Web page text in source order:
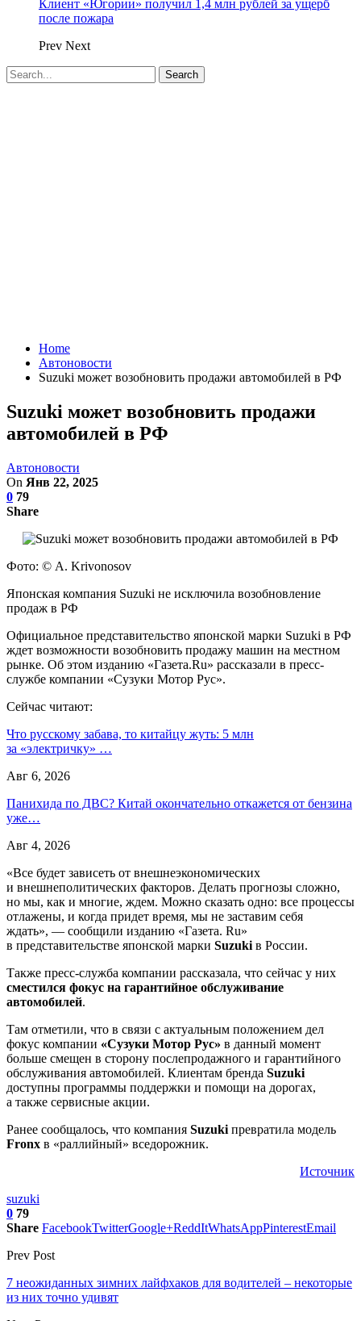
Клиент «Югории» получил 1,4 млн рублей за ущерб
после пожара
Prev Next
Home
Автоновости
Suzuki может возобновить продажи автомобилей в РФ
Suzuki может возобновить продажи
автомобилей в РФ
Автоновости
On Янв 22, 2025
0 79
Share
Фото: © A. Krivonosov
Японская компания Suzuki не исключила возобновление
продаж в РФ
Официальное представительство японской марки Suzuki в РФ
ждет возможности возобновить продажу машин на местном
рынке. Об этом изданию «Газета.Ru» рассказали в пресс-
службе компании «Сузуки Мотор Рус».
Сейчас читают:
Что русскому забава, то китайцу жуть: 5 млн
за «электричку» …
Авг 6, 2026
Панихида по ДВС? Китай окончательно откажется от бензина
уже…
Авг 4, 2026
«Все будет зависеть от внешнеэкономических
и внешнеполитических факторов. Делать прогнозы сложно,
но мы, как и многие, ждем. Можно сказать одно: все процессы
отлажены, и когда придет время, мы не заставим себя
ждать», — сообщили изданию «Газета. Ru»
в представительстве японской марки Suzuki в России.
Также пресс-служба компании рассказала, что сейчас у них
сместился фокус на гарантийное обслуживание
автомобилей.
Там отметили, что в связи с актуальным положением дел
фокус компании «Сузуки Мотор Рус» в данный момент
больше смещен в сторону послепродажного и гарантийного
обслуживания автомобилей. Клиентам бренда Suzuki
доступны программы поддержки и помощи на дорогах,
а также сервисные акции.
Ранее сообщалось, что компания Suzuki превратила модель
Fronx в «раллийный» вседорожник.
Источник
suzuki
0 79
Share FacebookTwitterGoogle+ReddItWhatsAppPinterestEmail
Prev Post
7 неожиданных зимних лайфхаков для водителей – некоторые
из них точно удивят